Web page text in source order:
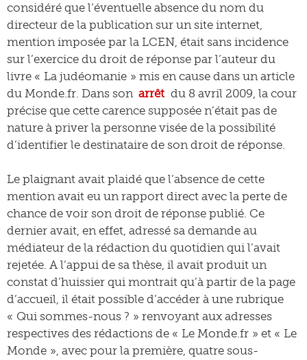
considéré que l’éventuelle absence du nom du
directeur de la publication sur un site internet,
mention imposée par la LCEN, était sans incidence
sur l’exercice du droit de réponse par l’auteur du
livre « La judéomanie » mis en cause dans un article
du Monde.fr. Dans son arrêt du 8 avril 2009, la cour
précise que cette carence supposée n’était pas de
nature à priver la personne visée de la possibilité
d’identifier le destinataire de son droit de réponse.
Le plaignant avait plaidé que l’absence de cette
mention avait eu un rapport direct avec la perte de
chance de voir son droit de réponse publié. Ce
dernier avait, en effet, adressé sa demande au
médiateur de la rédaction du quotidien qui l’avait
rejetée. A l’appui de sa thèse, il avait produit un
constat d’huissier qui montrait qu’à partir de la page
d’accueil, il était possible d’accéder à une rubrique
« Qui sommes-nous ? » renvoyant aux adresses
respectives des rédactions de « Le Monde.fr » et « Le
Monde », avec pour la première, quatre sous-